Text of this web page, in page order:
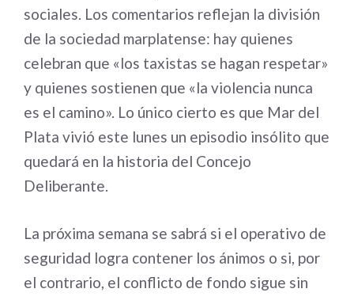
sociales. Los comentarios reflejan la división
de la sociedad marplatense: hay quienes
celebran que «los taxistas se hagan respetar»
y quienes sostienen que «la violencia nunca
es el camino». Lo único cierto es que Mar del
Plata vivió este lunes un episodio insólito que
quedará en la historia del Concejo
Deliberante.
La próxima semana se sabrá si el operativo de
seguridad logra contener los ánimos o si, por
el contrario, el conflicto de fondo sigue sin